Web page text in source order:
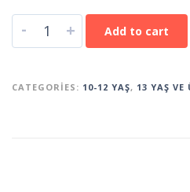
- + Add to cart
CATEGORIES: 10-12 YAŞ, 13 YAŞ VE